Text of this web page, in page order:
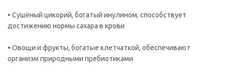
• Сушёный цикорий, богатый инулином, способствует
достижению нормы сахара в крови
• Овощи и фрукты, богатые клетчаткой, обеспечивают
организм природными пребиотиками